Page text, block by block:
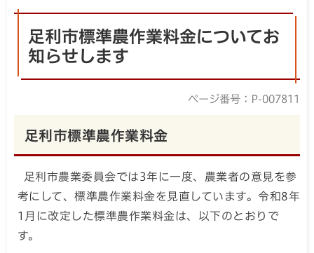
足利市標準農作業料金についてお
知らせします
ページ番号：P-007811
足利市標準農作業料金
足利市農業委員会では3年に一度、農業者の意見を参
考にして、標準農作業料金を見直しています。令和8年
1月に改定した標準農作業料金は、以下のとおりで
す。